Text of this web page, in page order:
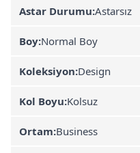
Astar Durumu:Astarsız
Boy:Normal Boy
Koleksiyon:Design
Kol Boyu:Kolsuz
Ortam:Business